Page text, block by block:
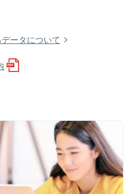
ータについて